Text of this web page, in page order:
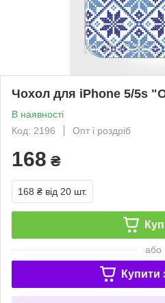
Чохол для iPhone 5/5s
В наявності
Код: 2196
Опт і роздріб
168 ₴
168 ₴ від 20 шт.
або
Купити